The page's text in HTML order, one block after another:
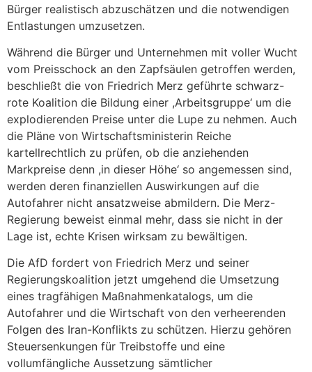
Bürger realistisch abzuschätzen und die notwendigen
Entlastungen umzusetzen.
Während die Bürger und Unternehmen mit voller Wucht
vom Preisschock an den Zapfsäulen getroffen werden,
beschließt die von Friedrich Merz geführte schwarz-
rote Koalition die Bildung einer ,Arbeitsgruppe‘ um die
explodierenden Preise unter die Lupe zu nehmen. Auch
die Pläne von Wirtschaftsministerin Reiche
kartellrechtlich zu prüfen, ob die anziehenden
Markpreise denn ,in dieser Höhe‘ so angemessen sind,
werden deren finanziellen Auswirkungen auf die
Autofahrer nicht ansatzweise abmildern. Die Merz-
Regierung beweist einmal mehr, dass sie nicht in der
Lage ist, echte Krisen wirksam zu bewältigen.
Die AfD fordert von Friedrich Merz und seiner
Regierungskoalition jetzt umgehend die Umsetzung
eines tragfähigen Maßnahmenkatalogs, um die
Autofahrer und die Wirtschaft von den verheerenden
Folgen des Iran-Konflikts zu schützen. Hierzu gehören
Steuersenkungen für Treibstoffe und eine
vollumfängliche Aussetzung sämtlicher